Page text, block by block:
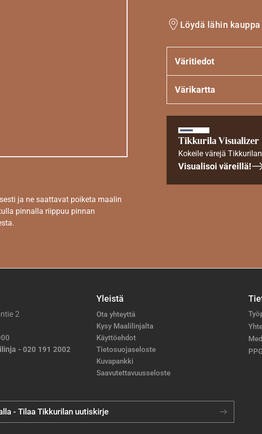
ja ne saattavat poiketa maalin
pinnalla riippuu pinnan
Löydä lähin kauppa
Väritiedot
Värikartta
Tikkurila Visualizer
Kokeile värejä
Visualisoi väreillä!
2
- 020 191 2002
Yleistä
Ota yhteyttä
Kysy Maalilinjalta
Käyttöehdot
Tietosuojaseloste
Kuvapankki
Saavutettavuusseloste
- Tilaa Tikkurilan uutiskirje